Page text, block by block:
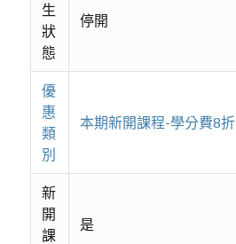
生
狀
態
停開
優
惠
類
別
本期新開課程-學分費8折
新
開
課
是